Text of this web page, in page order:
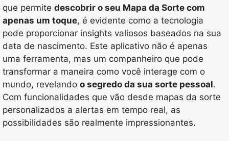
que permite descobrir o seu Mapa da Sorte com
apenas um toque, é evidente como a tecnologia
pode proporcionar insights valiosos baseados na sua
data de nascimento. Este aplicativo não é apenas
uma ferramenta, mas um companheiro que pode
transformar a maneira como você interage com o
mundo, revelando o segredo da sua sorte pessoal.
Com funcionalidades que vão desde mapas da sorte
personalizados a alertas em tempo real, as
possibilidades são realmente impressionantes.